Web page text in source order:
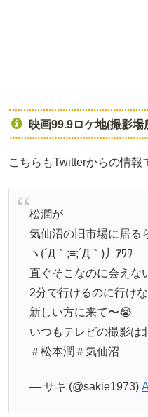
映画99.9ロケ地(撮影場
こちらもTwitterからの情報
松潤が
気仙沼の旧市場に居る
ヽ(´Д｀;≡;´Д｀)丿ｱﾜﾜ
直ぐそこなのに会えな
2分で行けるのに行け
新しい方に来て〜😭
いつもテレビの撮影は
＃松本潤＃気仙沼
— サキ (@sakie1973)